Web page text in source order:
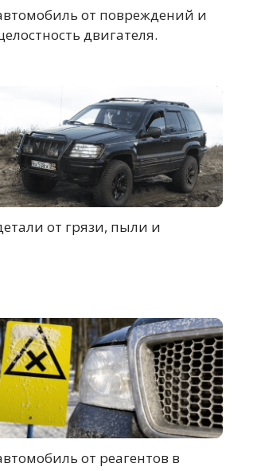
от повреждений и
двигателя.
от грязи, пыли и
от реагентов в